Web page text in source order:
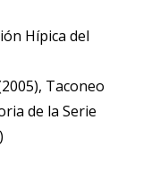
Hípica del
Taconeo
de la Serie